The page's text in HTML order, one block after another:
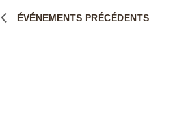
ÉVÉNEMENTS PRÉCÉDENTS